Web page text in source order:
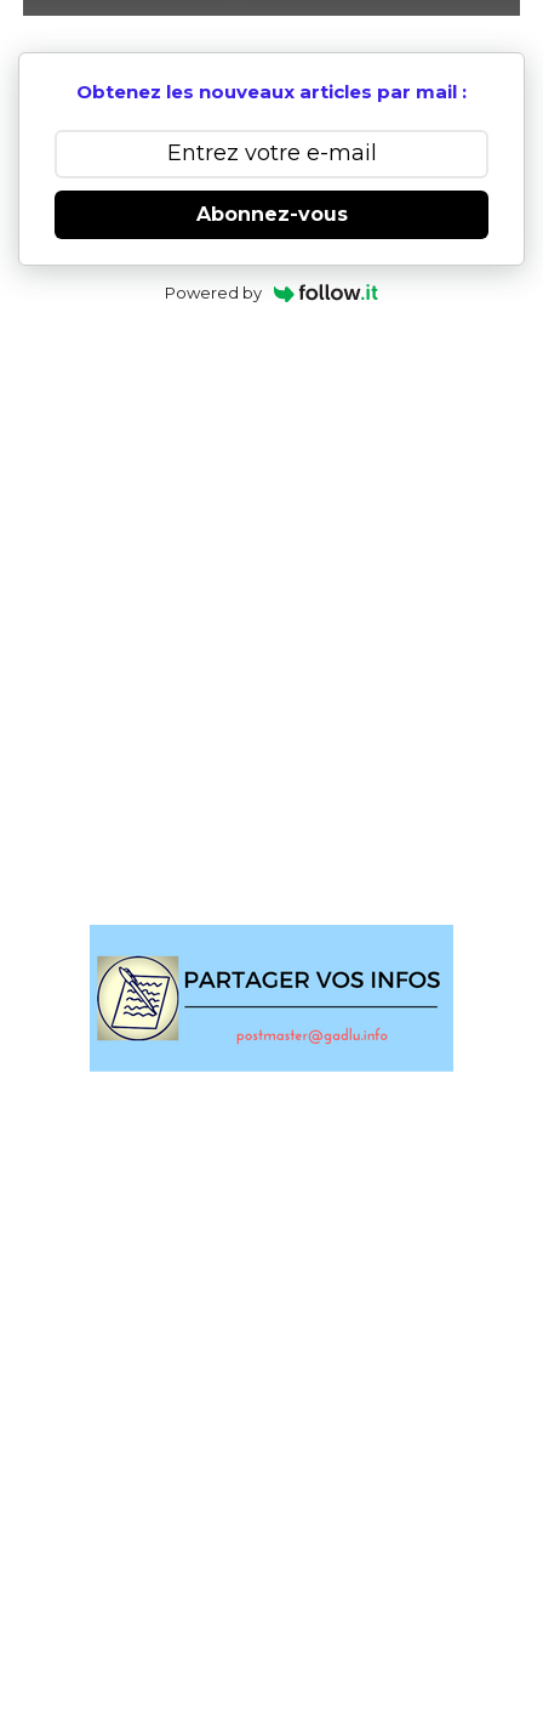
Obtenez les nouveaux articles par mail :
Abonnez-vous
Powered by